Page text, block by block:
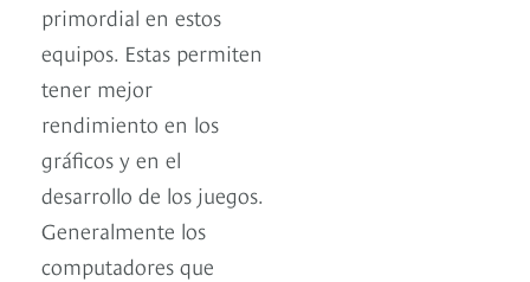
primordial en estos
equipos. Estas permiten
tener mejor
rendimiento en los
gráficos y en el
desarrollo de los juegos.
Generalmente los
computadores que